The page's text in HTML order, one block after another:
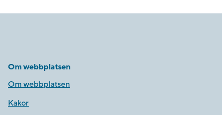
Om webbplatsen
Om webbplatsen
Kakor